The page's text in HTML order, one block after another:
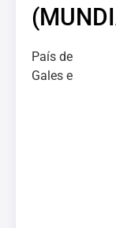
País de
Gales e